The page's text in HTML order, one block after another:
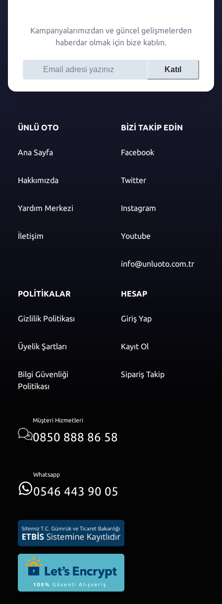
Kampanyalarımızdan ve güncel gelişmelerden
haberdar olmak için bize katılın.
Katıl
ÜNLÜ OTO
Ana Sayfa
Hakkımızda
Yardım Merkezi
İletişim
BİZİ TAKİP EDİN
Facebook
Twitter
Instagram
Youtube
info@unluoto.com.tr
POLİTİKALAR
Gizlilik Politikası
Üyelik Şartları
Bilgi Güvenliği
Politikası
HESAP
Giriş Yap
Kayıt Ol
Sipariş Takip
Müşteri Hizmetleri
0850 888 86 58
Whatsapp
0546 443 90 05